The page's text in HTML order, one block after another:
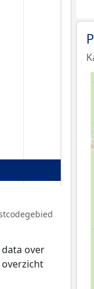
data over
overzicht